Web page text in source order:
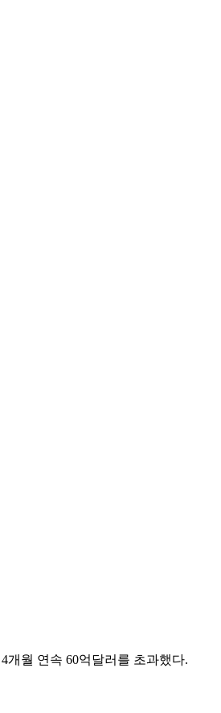
개월 연속 60억달러를 초과했다.